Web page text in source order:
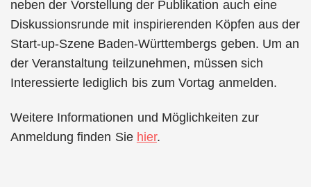
neben der Vorstellung der Publikation auch eine
Diskussionsrunde mit inspirierenden Köpfen aus der
Start-up-Szene Baden-Württembergs geben. Um an
der Veranstaltung teilzunehmen, müssen sich
Interessierte lediglich bis zum Vortag anmelden.
Weitere Informationen und Möglichkeiten zur
Anmeldung finden Sie hier.